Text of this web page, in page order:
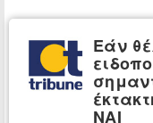
Εάν
ΝΑΙ